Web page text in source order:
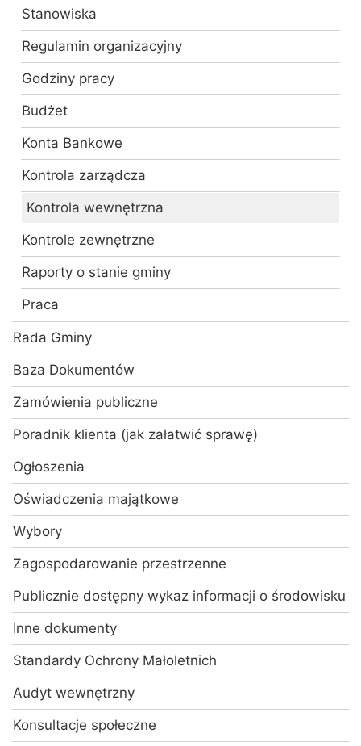
Stanowiska
Regulamin organizacyjny
Godziny pracy
Budżet
Konta Bankowe
Kontrola zarządcza
Kontrola wewnętrzna
Kontrole zewnętrzne
Raporty o stanie gminy
Praca
Rada Gminy
Baza Dokumentów
Zamówienia publiczne
Poradnik klienta (jak załatwić sprawę)
Ogłoszenia
Oświadczenia majątkowe
Wybory
Zagospodarowanie przestrzenne
Publicznie dostępny wykaz informacji o środowisku
Inne dokumenty
Standardy Ochrony Małoletnich
Audyt wewnętrzny
Konsultacje społeczne